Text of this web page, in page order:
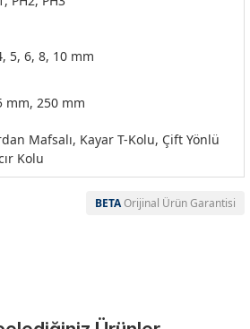
5, 6, 8, 10 mm
mm, 250 mm
Mafsalı, Kayar T-Kolu, Çift Yönlü
Kolu
BETAOrijinal Ürün Garantisi
Yorum Yaz